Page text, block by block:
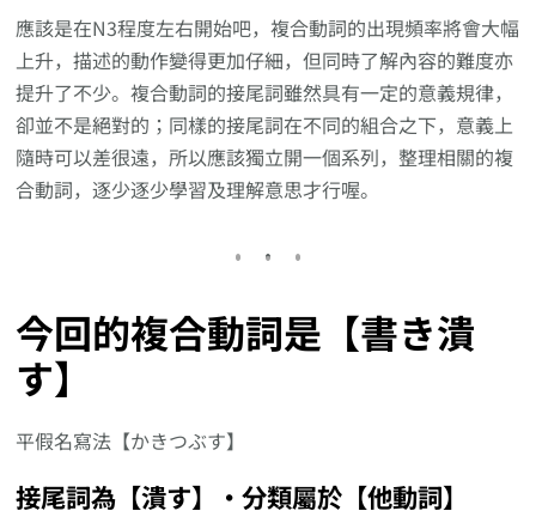
應該是在N3程度左右開始吧，複合動詞的出現頻率將會大幅
上升，描述的動作變得更加仔細，但同時了解內容的難度亦
提升了不少。複合動詞的接尾詞雖然具有一定的意義規律，
卻並不是絕對的；同樣的接尾詞在不同的組合之下，意義上
隨時可以差很遠，所以應該獨立開一個系列，整理相關的複
合動詞，逐少逐少學習及理解意思才行喔。
今回的複合動詞是【書き潰
す】
平假名寫法【かきつぶす】
接尾詞為【潰す】‧分類屬於【他動詞】